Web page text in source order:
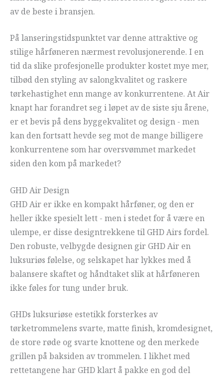
av de beste i bransjen.
På lanseringstidspunktet var denne attraktive og
stilige hårføneren nærmest revolusjonerende. I en
tid da slike profesjonelle produkter kostet mye mer,
tilbød den styling av salongkvalitet og raskere
tørkehastighet enn mange av konkurrentene. At Air
knapt har forandret seg i løpet av de siste sju årene,
er et bevis på dens byggekvalitet og design - men
kan den fortsatt hevde seg mot de mange billigere
konkurrentene som har oversvømmet markedet
siden den kom på markedet?
GHD Air Design
GHD Air er ikke en kompakt hårføner, og den er
heller ikke spesielt lett - men i stedet for å være en
ulempe, er disse designtrekkene til GHD Airs fordel.
Den robuste, velbygde designen gir GHD Air en
luksuriøs følelse, og selskapet har lykkes med å
balansere skaftet og håndtaket slik at hårføneren
ikke føles for tung under bruk.
GHDs luksuriøse estetikk forsterkes av
tørketrommelens svarte, matte finish, kromdesignet,
de store røde og svarte knottene og den merkede
grillen på baksiden av trommelen. I likhet med
rettetangene har GHD klart å pakke en god del